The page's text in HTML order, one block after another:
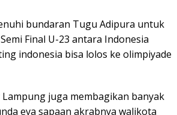
bundaran Tugu Adipura untuk
Final U-23 antara Indonesia
indonesia bisa lolos ke olimpiyade
juga membagikan banyak
eva sapaan akrabnya walikota